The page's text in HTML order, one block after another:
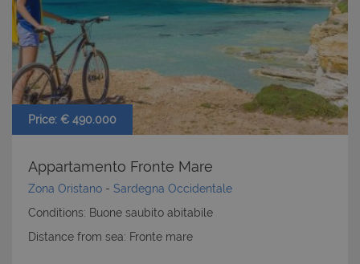
Price: € 490.000
Appartamento Fronte Mare
Zona Oristano - Sardegna Occidentale
Conditions: Buone saubito abitabile
Distance from sea: Fronte mare